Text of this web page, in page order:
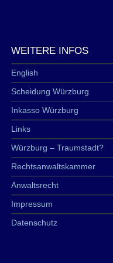
WEITERE INFOS
English
Scheidung Würzburg
Inkasso Würzburg
Links
Würzburg – Traumstadt?
Rechtsanwaltskammer
Anwaltsrecht
Impressum
Datenschutz